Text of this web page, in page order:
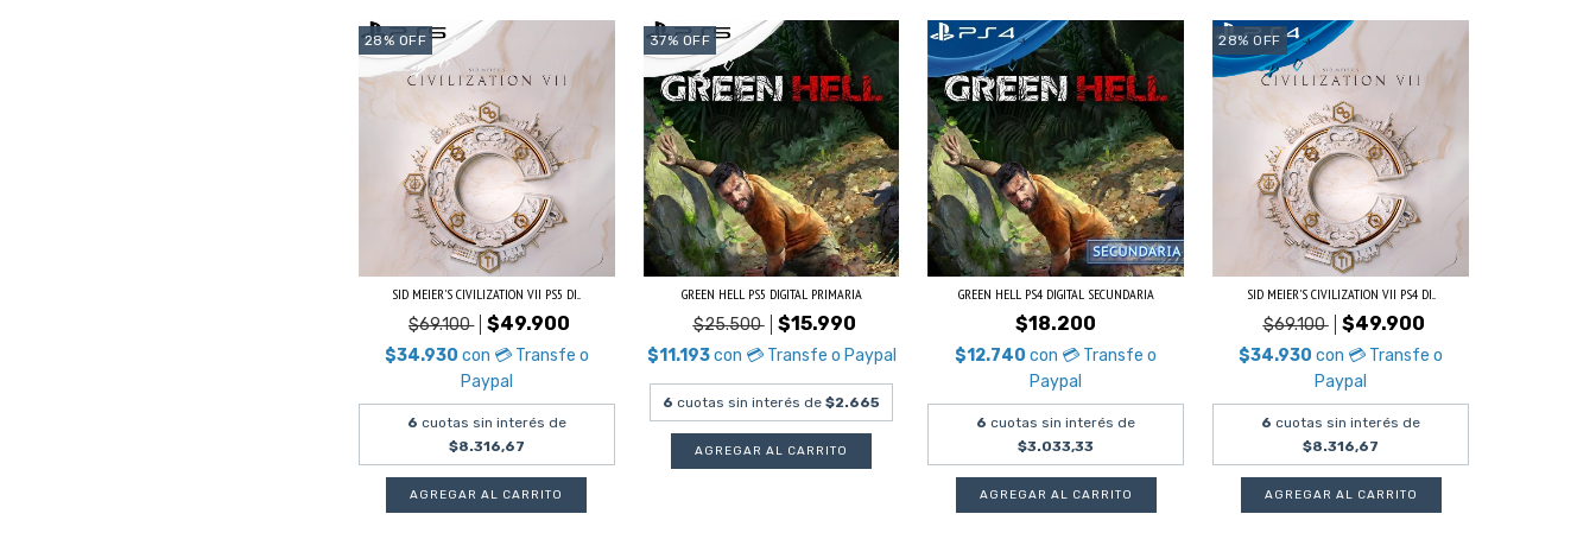
28% OFF
SID MEIER'S CIVILIZATION VII PS5 DI...
$69.100 $49.900
$34.930 con 💳 Transfe o
Paypal
6 cuotas sin interés de
$8.316,67
37% OFF
GREEN HELL PS5 DIGITAL PRIMARIA
$25.500 $15.990
$11.193con 💳 Transfe o Paypal
6 cuotas sin interés de$2.665
GREEN HELL PS4 DIGITAL SECUNDARIA
$18.200
$12.740con 💳 Transfe o
Paypal
6 cuotas sin interés de
$3.033,33
28%OFF
SID MEIER'S CIVILIZATION VII PS4 DI...
$69.100 $49.900
$34.930con 💳 Transfe o
Paypal
6 cuotas sin interés de
$8.316,67